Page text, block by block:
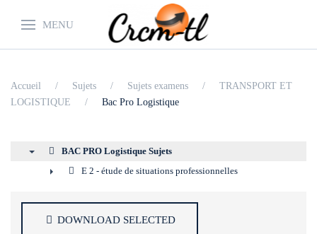
MENU
Accueil Sujets Sujets examens
TRANSPORT ET
LOGISTIQUE
Bac Pro Logistique
BAC PRO Logistique Sujets
E 2 - étude de situations professionnelles
DOWNLOAD SELECTED